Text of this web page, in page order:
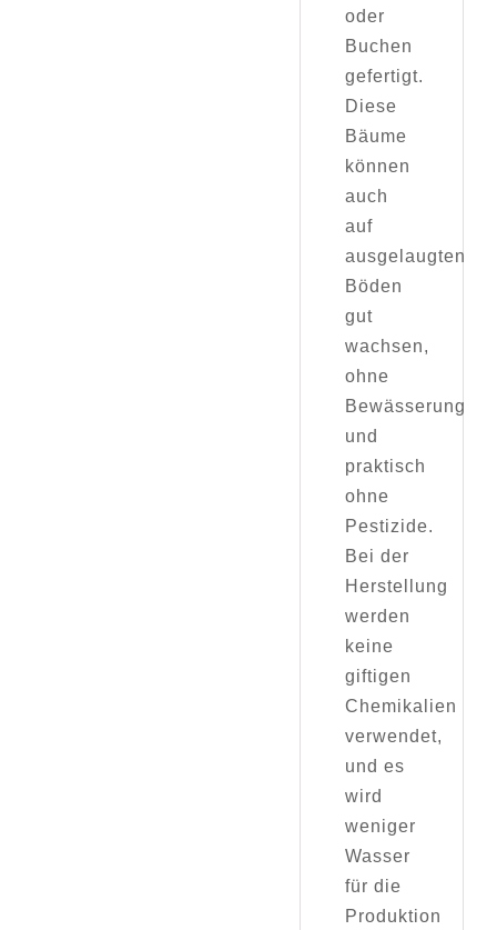
oder
Buchen
gefertigt.
Diese
Bäume
können
auch
auf
ausgelaugten
Böden
gut
wachsen,
ohne
Bewässerung
und
praktisch
ohne
Pestizide.
Bei der
Herstellung
werden
keine
giftigen
Chemikalien
verwendet,
und es
wird
weniger
Wasser
für die
Produktion